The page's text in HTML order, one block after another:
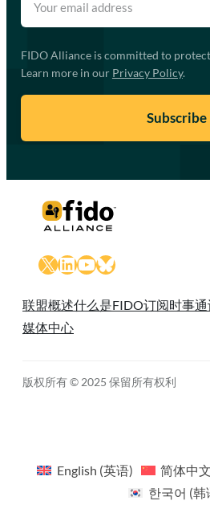
FIDO Alliance is committed to
Learn more in our Privacy Policy.
X LinkedIn
YouTube
Bluesky
联盟概述什么是FIDO订阅时事
媒体中心
版权所有 © 2025 保留所有权利
English (英语) 简体中文
한국어 (韩